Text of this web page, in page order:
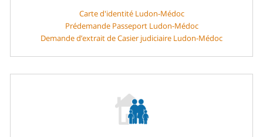
Carte d'identité Ludon-Médoc
Prédemande Passeport Ludon-Médoc
Demande d’extrait de Casier judiciaire Ludon-Médoc